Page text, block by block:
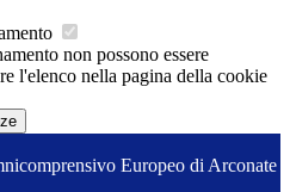
non possono essere
l'elenco nella pagina della cookie
Europeo di Arconate